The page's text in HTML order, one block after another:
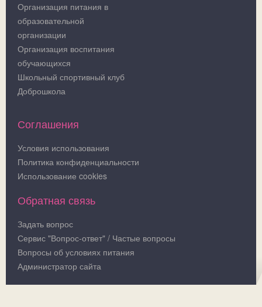
Организация питания в
образовательной
организации
Организация воспитания
обучающихся
Школьный спортивный клуб
Доброшкола
Соглашения
Условия использования
Политика конфиденциальности
Использование cookies
Обратная связь
Задать вопрос
Сервис "Вопрос-ответ" / Частые вопросы
Вопросы об условиях питания
Администратор сайта